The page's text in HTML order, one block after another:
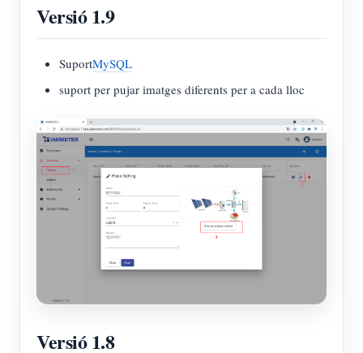
Versió 1.9
SuportMySQL
suport per pujar imatges diferents per a cada lloc
Versió 1.8